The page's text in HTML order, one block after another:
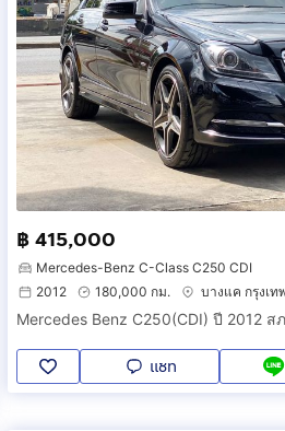
฿ 415,000
Mercedes-Benz C-Class C250 CDI
2012
180,000 กม. บางแค กรุงเ
Mercedes Benz C250(CDI) ปี 2012 ส
แชท